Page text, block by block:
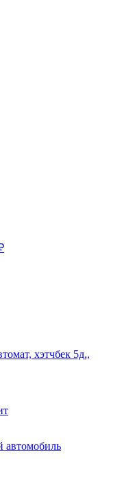
хэтчбек 5д.,